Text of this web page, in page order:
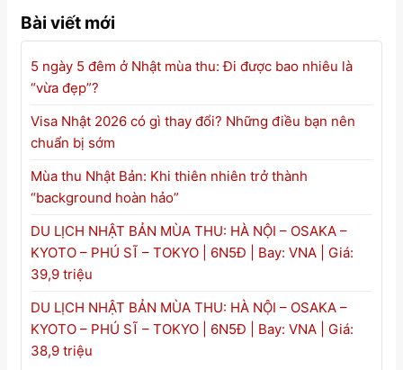
Bài viết mới
5 ngày 5 đêm ở Nhật mùa thu: Đi được bao nhiêu là
“vừa đẹp”?
Visa Nhật 2026 có gì thay đổi? Những điều bạn nên
chuẩn bị sớm
Mùa thu Nhật Bản: Khi thiên nhiên trở thành
“background hoàn hảo”
DU LỊCH NHẬT BẢN MÙA THU: HÀ NỘI – OSAKA –
KYOTO – PHÚ SĨ – TOKYO | 6N5Đ | Bay: VNA | Giá:
39,9 triệu
DU LỊCH NHẬT BẢN MÙA THU: HÀ NỘI – OSAKA –
KYOTO – PHÚ SĨ – TOKYO | 6N5Đ | Bay: VNA | Giá:
38,9 triệu